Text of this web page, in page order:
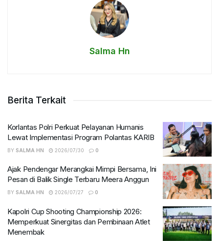
Salma Hn
Berita Terkait
Korlantas Polri Perkuat Pelayanan Humanis
Lewat Implementasi Program Polantas KARIB
BY SALMA HN 2026/07/30 0
Ajak Pendengar Merangkai Mimpi Bersama, Ini
Pesan di Balik Single Terbaru Meera Anggun
BY SALMA HN 2026/07/27 0
Kapolri Cup Shooting Championship 2026:
Memperkuat Sinergitas dan Pembinaan Atlet
Menembak